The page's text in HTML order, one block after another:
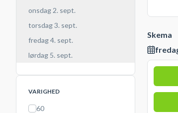
onsdag 2. sept.
torsdag 3. sept.
fredag 4. sept.
lørdag 5. sept.
VARIGHED
60
Skema